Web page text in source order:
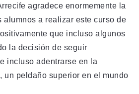
agradece enormemente la
alumnos a realizar este curso de
que incluso algunos
la decisión de seguir
incluso adentrarse en la
un peldaño superior en el mundo